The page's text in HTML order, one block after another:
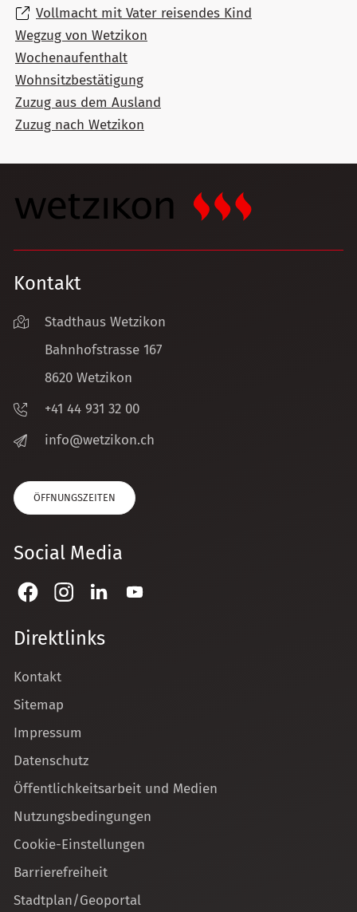
Vollmacht mit Vater reisendes Kind
Wegzug von Wetzikon
Wochenaufenthalt
Wohnsitzbestätigung
Zuzug aus dem Ausland
Zuzug nach Wetzikon
Kontakt
Stadthaus Wetzikon
Bahnhofstrasse 167
8620 Wetzikon
+41 44 931 32 00
nf
w tz k n ch
ÖFFNUNGSZEITEN
Social Media
Direktlinks
Kontakt
Sitemap
Impressum
Datenschutz
Öffentlichkeitsarbeit und Medien
Nutzungsbedingungen
Cookie-Einstellungen
Barrierefreiheit
Stadtplan/Geoportal